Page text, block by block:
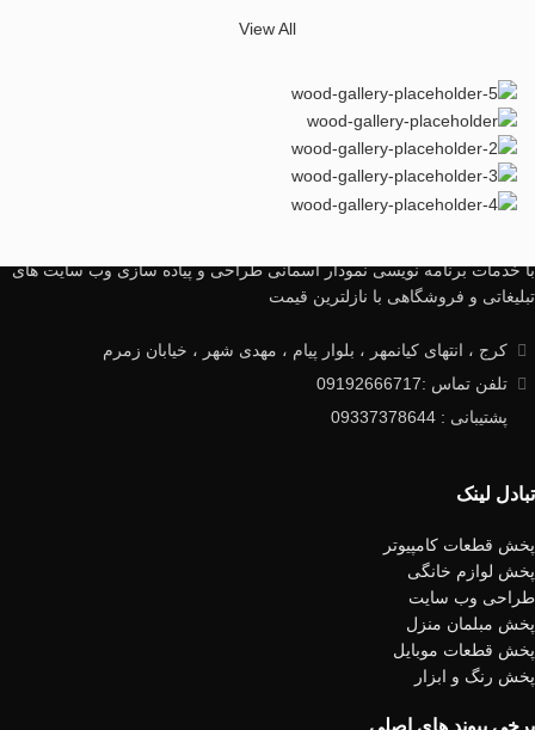
View All
با خدمات برنامه نویسی نمودار آسمانی طراحی و پیاده سازی وب سایت های
تبلیغاتی و فروشگاهی با نازلترین قیمت
کرج ، انتهای کیانمهر ، بلوار پیام ، مهدی شهر ، خیابان زمرم
تلفن تماس :09192666717
پشتیبانی : 09337378644
تبادل لینک
پخش قطعات کامپیوتر
پخش لوازم خانگی
طراحی وب سایت
پخش مبلمان منزل
پخش قطعات موبایل
پخش رنگ و ابزار
برخی پیوند های اصلی